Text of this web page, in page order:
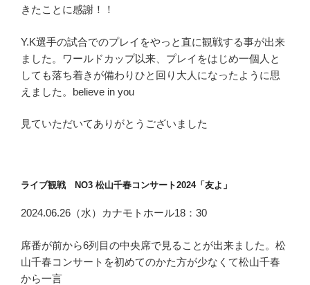
きたことに感謝！！
Y.K選手の試合でのプレイをやっと直に観戦する事が出来
ました。ワールドカップ以来、プレイをはじめ一個人と
しても落ち着きが備わりひと回り大人になったように思
えました。believe in you
見ていただいてありがとうございました
ライブ観戦 NO3 松山千春コンサート2024「友よ」
2024.06.26（水）カナモトホール18：30
席番が前から6列目の中央席で見ることが出来ました。松
山千春コンサートを初めてのかた方が少なくて松山千春
から一言